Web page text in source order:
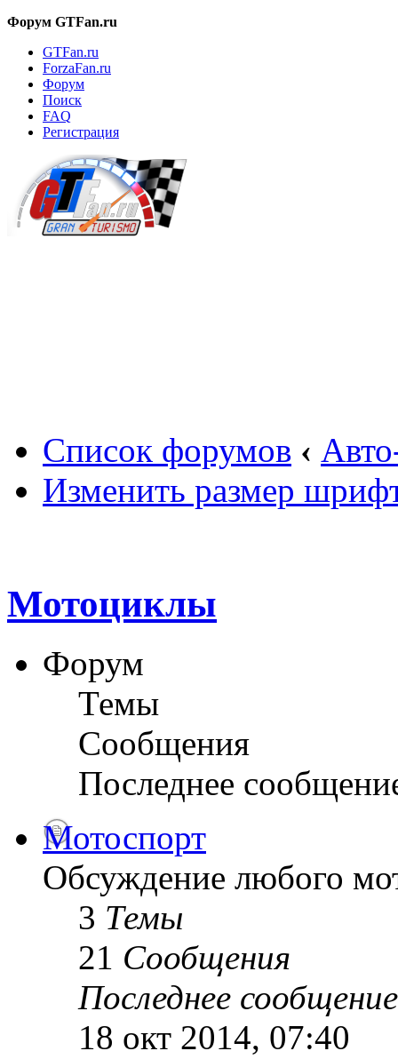
Форум GTFan.ru
GTFan.ru
ForzaFan.ru
Форум
Поиск
FAQ
Регистрация
Список форумов ‹
Изменить размер
Мотоциклы
Форум
Темы
Сообщения
Последнее
Мотоспорт
Обсуждение любого
3 Темы
21 Сообщения
Последнее сообщение
18 окт 2014, 07:40